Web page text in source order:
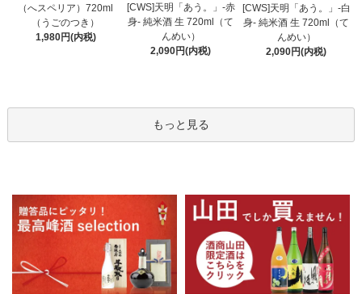
（へスペリア）720ml
（うごのつき）
1,980円(内税)
[CWS]天明「あう。」-赤
身- 純米酒 生 720ml（て
んめい）
2,090円(内税)
[CWS]天明「あう。」-白
身- 純米酒 生 720ml（て
んめい）
2,090円(内税)
もっと見る